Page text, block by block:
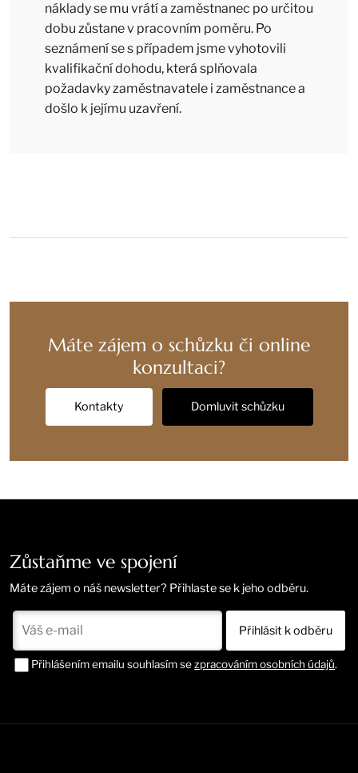
náklady se mu vrátí a zaměstnanec po určitou
dobu zůstane v pracovním poměru. Po
seznámení se s případem jsme vyhotovili
kvalifikační dohodu, která splňovala
požadavky zaměstnavatele i zaměstnance a
došlo k jejímu uzavření.
Máte zájem o schůzku či online
konzultaci?
Kontakty Domluvit schůzku
Zůstaňme ve spojení
Máte zájem o náš newsletter? Přihlaste se k jeho odběru.
Přihlášením emailu souhlasím sezpracováním osobních údajů.